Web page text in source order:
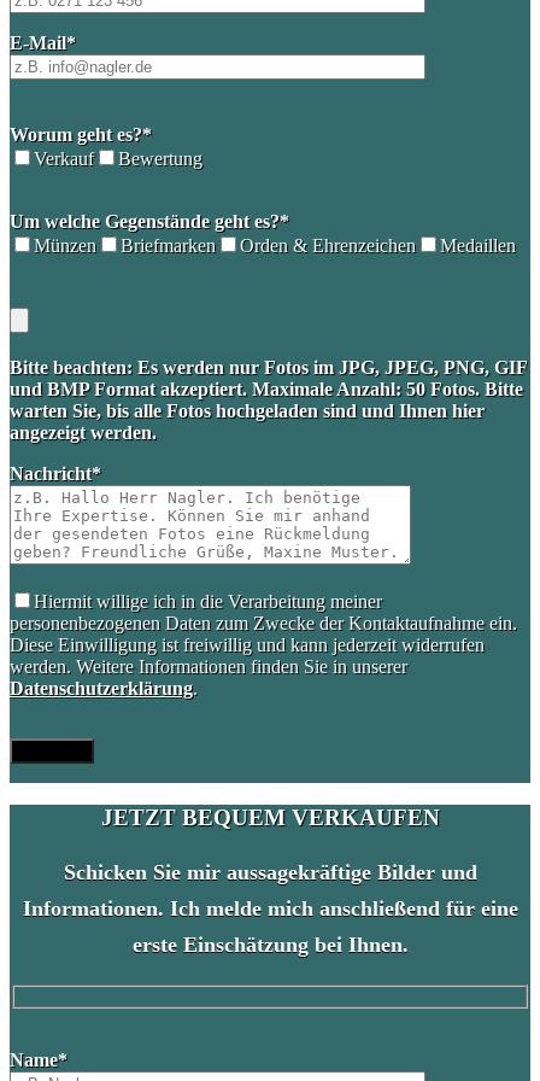
E-Mail*
Worum geht es?*
Verkauf
Bewertung
leave
this
Um welche Gegenstände geht es?*
Münzen
Briefmarken Orden & Ehrenzeichen Medaillen
Bitte beachten: Es werden nur Fotos im JPG, JPEG, PNG, GIF
und BMP Format akzeptiert. Maximale Anzahl: 50 Fotos. Bitte
warten Sie, bis alle Fotos hochgeladen sind und Ihnen hier
angezeigt werden.
Nachricht*
Hiermit willige ich in die Verarbeitung meiner
personenbezogenen Daten zum Zwecke der Kontaktaufnahme ein.
Diese Einwilligung ist freiwillig und kann jederzeit widerrufen
werden. Weitere Informationen finden Sie in unserer
Datenschutzerklärung.
JETZT BEQUEM VERKAUFEN
Schicken Sie mir aussagekräftige Bilder und
Informationen. Ich melde mich anschließend für eine
erste Einschätzung bei Ihnen.
leave
Name*